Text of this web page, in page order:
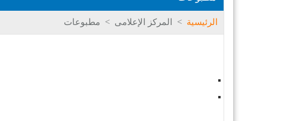
الرئيسية > المركز الإعلامى > مطبوعات